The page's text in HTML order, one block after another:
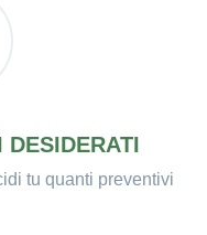
DESIDERATI
tu quanti preventivi